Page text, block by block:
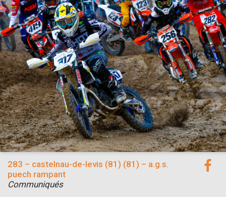
283 – castelnau-de-levis (81) (81) – a.g.s.
puech rampant
Communiqués